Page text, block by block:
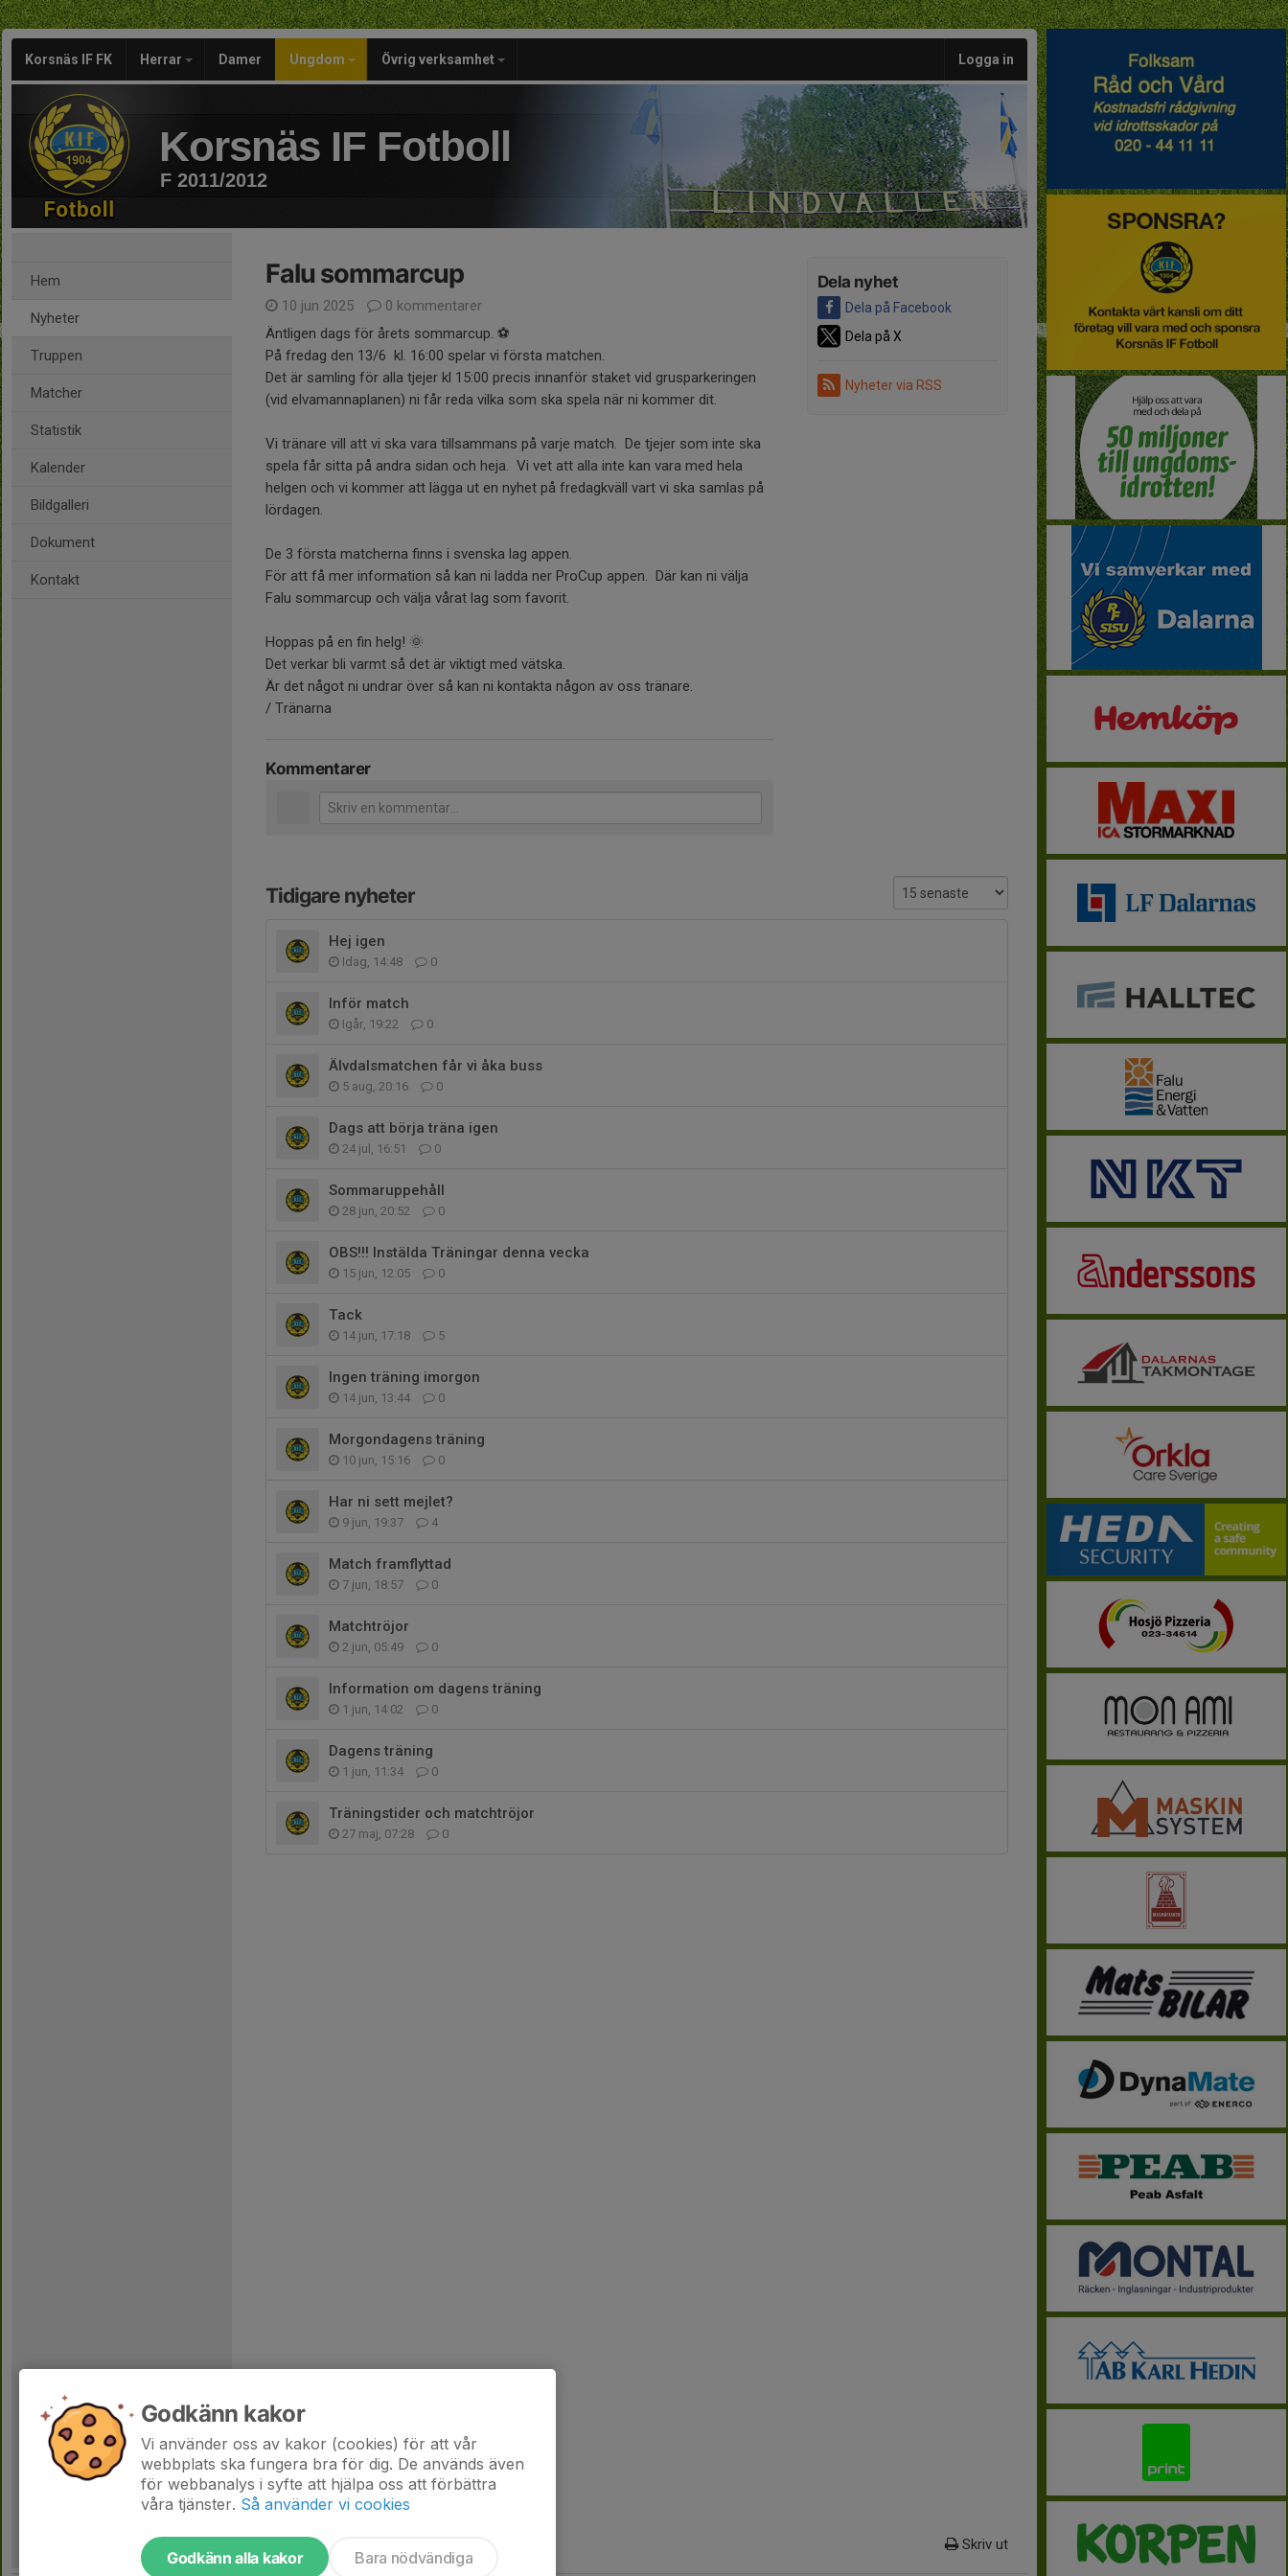
Korsnäs IF FK Herrar Damer Ungdom Övrig verksamhet Logga in
Korsnäs IF Fotboll
F 2011/2012
Hem
Nyheter
Truppen
Matcher
Statistik
Kalender
Bildgalleri
Dokument
Kontakt
Dela nyhet
Dela på Facebook
Dela på X
Nyheter via RSS
Falu sommarcup
10 jun 2025
0 kommentarer
Äntligen dags för årets sommarcup. ⚽️
På fredag den 13/6 kl. 16:00 spelar vi första matchen.
Det är samling för alla tjejer kl 15:00 precis innanför staket vid grusparkeringen
(vid elvamannaplanen) ni får reda vilka som ska spela när ni kommer dit.
Vi tränare vill att vi ska vara tillsammans på varje match. De tjejer som inte ska
spela får sitta på andra sidan och heja. Vi vet att alla inte kan vara med hela
helgen och vi kommer att lägga ut en nyhet på fredagkväll vart vi ska samlas på
lördagen.
De 3 första matcherna finns i svenska lag appen.
För att få mer information så kan ni ladda ner ProCup appen. Där kan ni välja
Falu sommarcup och välja vårat lag som favorit.
Hoppas på en fin helg! 🌞
Det verkar bli varmt så det är viktigt med vätska.
Är det något ni undrar över så kan ni kontakta någon av oss tränare.
/ Tränarna
Kommentarer
Tidigare nyheter
Hej igen
Idag, 14:48 0
Inför match
Igår, 19:22 0
Älvdalsmatchen får vi åka buss
5 aug, 20:16 0
Dags att börja träna igen
24 jul, 16:51 0
Sommaruppehåll
28 jun, 20:52 0
OBS!!! Instälda Träningar denna vecka
15 jun, 12:05 0
Tack
14 jun, 17:18 5
Ingen träning imorgon
14 jun, 13:44 0
Morgondagens träning
10 jun, 15:16 0
Har ni sett mejlet?
9 jun, 19:37 4
Match framflyttad
7 jun, 18:57 0
Matchtröjor
2 jun, 05:49 0
Information om dagens träning
1 jun, 14:02 0
Dagens träning
1 jun, 11:34 0
Träningstider och matchtröjor
27 maj, 07:28 0
Skriv ut
Godkänn kakor
Vi använder oss av kakor (cookies) för att vår
webbplats ska fungera bra för dig. De används även
för webbanalys i syfte att hjälpa oss att förbättra
våra tjänster. Så använder vi cookies
Godkänn alla kakor Bara nödvändiga